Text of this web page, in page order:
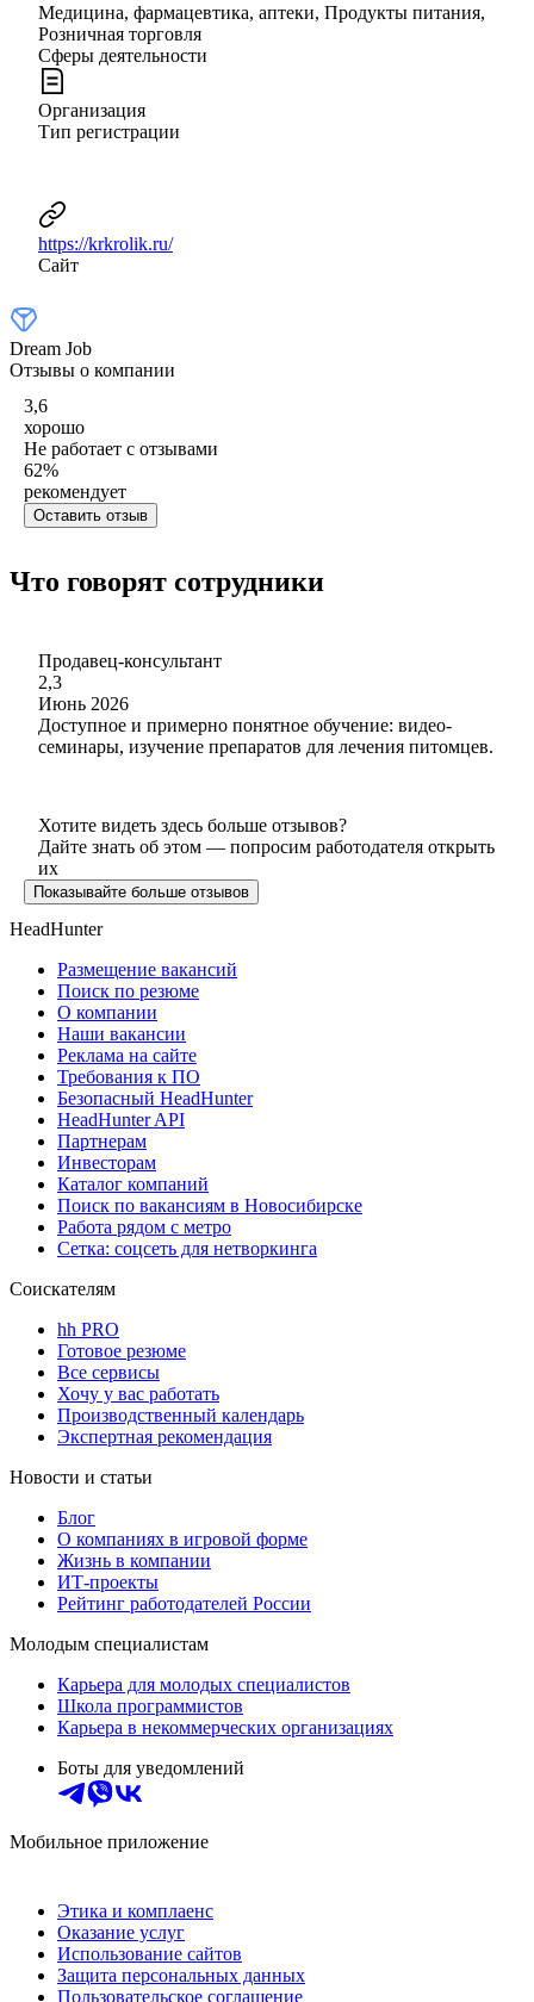
Медицина, фармацевтика, аптеки, Продукты питания,
Розничная торговля
Сферы деятельности
Организация
Тип регистрации
https://krkrolik.ru/
Сайт
Dream Job
Отзывы о компании
3,6
хорошо
Не работает с отзывами
62%
рекомендует
Оставить отзыв
Что говорят сотрудники
Продавец-консультант
2,3
Июнь 2026
Доступное и примерно понятное обучение: видео-
семинары, изучение препаратов для лечения питомцев.
Хотите видеть здесь больше отзывов?
Дайте знать об этом — попросим работодателя открыть
их
Показывайте больше отзывов
HeadHunter
Размещение вакансий
Поиск по резюме
О компании
Наши вакансии
Реклама на сайте
Требования к ПО
Безопасный HeadHunter
HeadHunter API
Партнерам
Инвесторам
Каталог компаний
Поиск по вакансиям в Новосибирске
Работа рядом с метро
Сетка: соцсеть для нетворкинга
Соискателям
hh PRO
Готовое резюме
Все сервисы
Хочу у вас работать
Производственный календарь
Экспертная рекомендация
Новости и статьи
Блог
О компаниях в игровой форме
Жизнь в компании
ИТ-проекты
Рейтинг работодателей России
Молодым специалистам
Карьера для молодых специалистов
Школа программистов
Карьера в некоммерческих организациях
Боты для уведомлений
Мобильное приложение
Этика и комплаенс
Оказание услуг
Использование сайтов
Защита персональных данных
Пользовательское соглашение